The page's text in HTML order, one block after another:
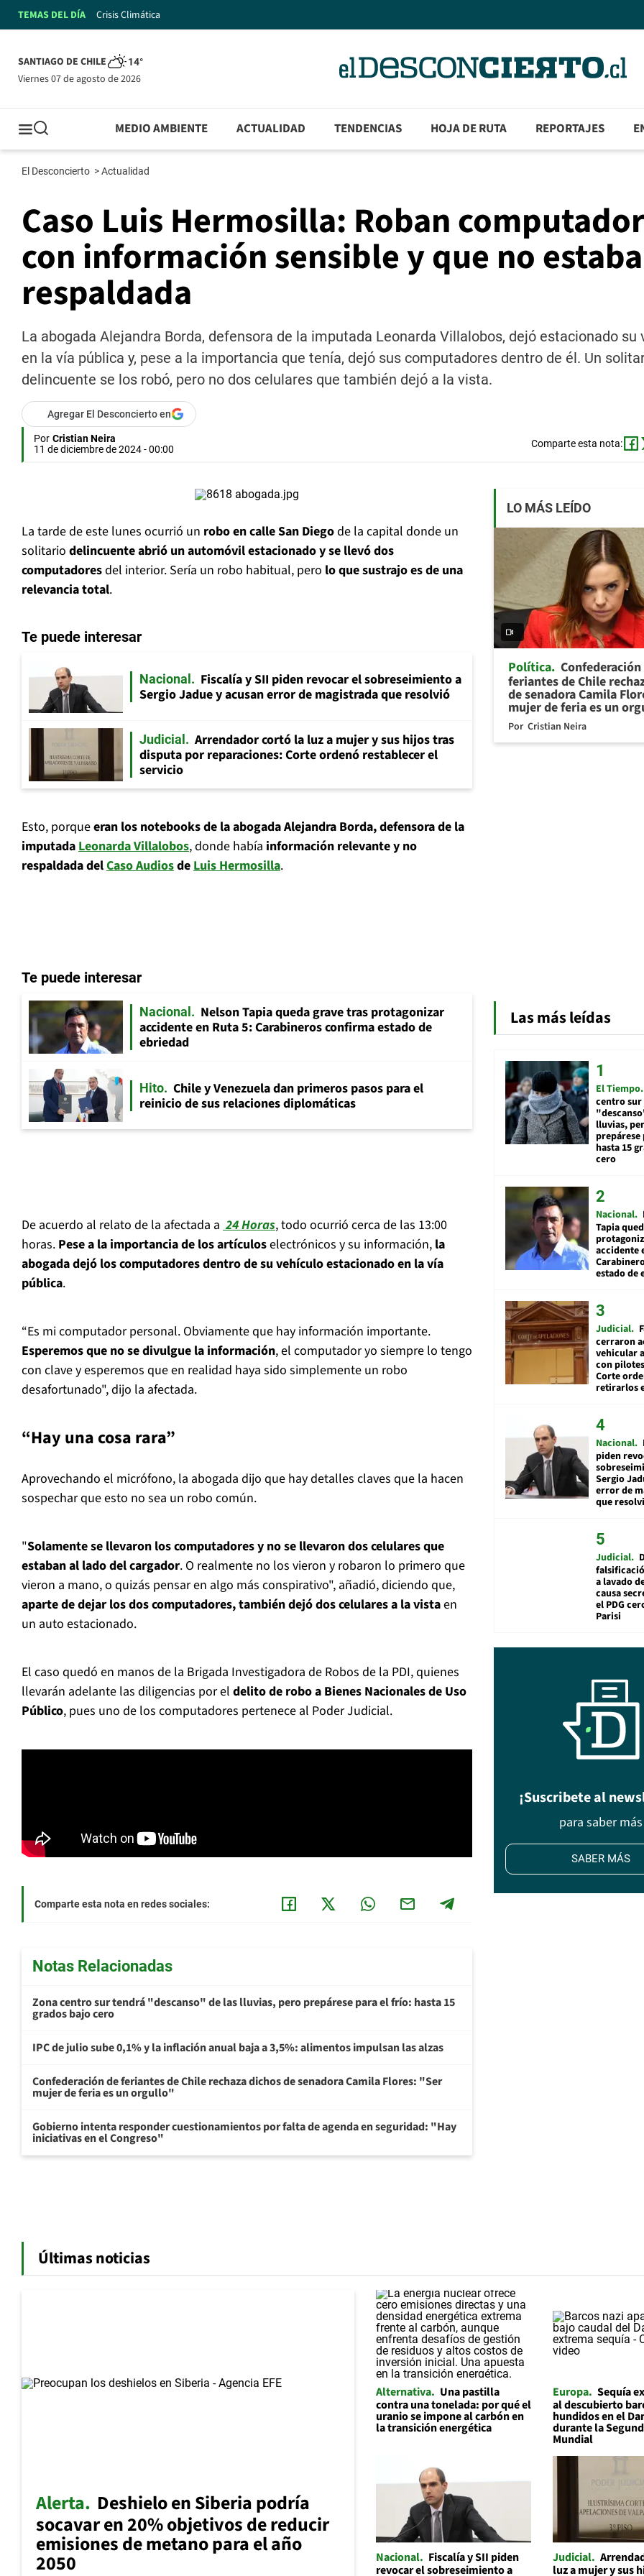
TEMAS DEL DÍA Crisis Climática
SANTIAGO DE CHILE 14°
viernes 07 de agosto de 2026
MEDIO AMBIENTE ACTUALIDAD TENDENCIAS HOJA DE RUTA REPORTAJES
El Desconcierto >Actualidad
Caso Luis Hermosilla: Roban
con información sensible y que no estaba
respaldada
La abogada Alejandra Borda, defensora de la imputada Leonarda Villalobos, dejó estacionado su
en la vía pública y, pese a la importancia que tenía, dejó sus computadores dentro de él. Un
delincuente se los robó, pero no dos celulares que también dejó a la vista.
Agregar El Desconcierto en
Por Cristian Neira
11 de diciembre de 2024 - 00:00
Comparte esta nota:
La tarde de este lunes ocurrió un robo en calle San Diegode la capital donde un
solitario delincuente abrió un automóvil estacionado y se llevó dos
computadoresdel interior. Sería un robo habitual, pero lo que sustrajo es de una
relevancia total.
Te puede interesar
Nacional
Fiscalía y SII piden revocar el sobreseimiento a
Sergio Jadue y acusan error de magistrada que resolvió
Judicial
Arrendador cortó la luz a mujer y sus hijos tras
disputa por reparaciones: Corte ordenó restablecer el
servicio
Esto, porqueeran los notebooks de la abogada Alejandra Borda, defensora de la
imputadaLeonarda Villalobos, donde había información relevante y no
respaldada delCaso AudiosdeLuis Hermosilla.
Te puede interesar
Nacional
Nelson Tapia queda grave tras protagonizar
accidente en Ruta 5: Carabineros confirma estado de
ebriedad
Hito
Chile y Venezuela dan primeros pasos para el
reinicio de sus relaciones diplomáticas
De acuerdo al relato de la afectada a 24 Horas, todo ocurrió cerca de las 13:00
horas. Pese a la importancia de los artículoselectrónicos y su información, la
abogada dejó los computadores dentro de su vehículo estacionado en la vía
pública.
“Es mi computador personal. Obviamente que hay información importante.
Esperemos que no se divulgue la información, el computador yo siempre lo tengo
con clave y esperemos que en realidad haya sido simplemente un robo
desafortunado", dijo la afectada.
“Hay una cosa rara”
Aprovechando el micrófono, la abogada dijo que hay detalles claves que la hacen
sospechar que esto no sea un robo común.
"Solamente se llevaron los computadores y no se llevaron dos celulares que
estaban al lado del cargador. O realmente no los vieron y robaron lo primero que
vieron a mano, o quizás pensar en algo más conspirativo", añadió, diciendo que,
aparte de dejar los dos computadores, también dejó dos celulares a la vistaen
un auto estacionado.
El caso quedó en manos de la Brigada Investigadora de Robos de la PDI, quienes
llevarán adelante las diligencias por el delito de robo a Bienes Nacionales de Uso
Público, pues uno de los computadores pertenece al Poder Judicial.
Comparte esta nota en redes sociales:
Notas Relacionadas
Zona centro sur tendrá "descanso" de las lluvias, pero prepárese para el frío: hasta 15
grados bajo cero
IPC de julio sube 0,1% y la inflación anual baja a 3,5%: alimentos impulsan las alzas
Confederación de feriantes de Chile rechaza dichos de senadora Camila Flores: "Ser
mujer de feria es un orgullo"
Gobierno intenta responder cuestionamientos por falta de agenda en seguridad: "Hay
iniciativas en el Congreso"
LO MÁS LEÍDO
Política Confederación
feriantes de Chile
de senadora Camila
mujer de feria es un
Por Cristian Neira
Las más leídas
El Tiempo
centro
lluvias,
hasta 15
cero
Nacional
Tapia
accidente
estado de
Judicial
cerraron
vehicular
con
Corte
retirarlos
Nacional
piden
Sergio
error de
que
Judicial
a lavado
causa
el PDG
Parisi
¡Suscribete al
para saber más
SABER MÁS
Últimas noticias
Alerta Deshielo en Siberia podría
socavar en 20% objetivos de reducir
emisiones de metano para el año
2050
Alternativa
Una pastilla
contra una tonelada: por qué el
uranio se impone al carbón en
la transición energética
Europa Sequía
al descubierto
hundidos en el
durante la
Mundial
Nacional
Fiscalía y SII piden
revocar el sobreseimiento a
Judicial
luz a mujer y sus